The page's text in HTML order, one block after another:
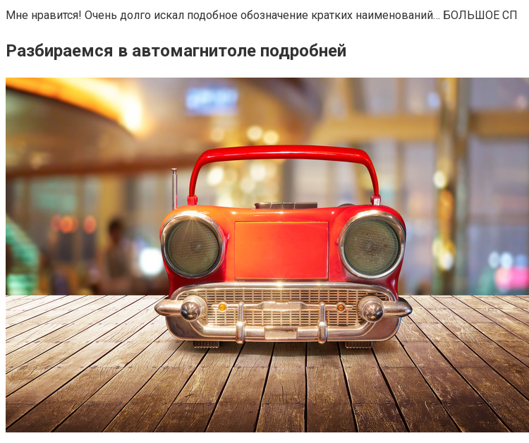
Мне нравится! Очень долго искал подобное обозначение кратких наименований… БОЛЬШОЕ СП
Разбираемся в автомагнитоле подробней